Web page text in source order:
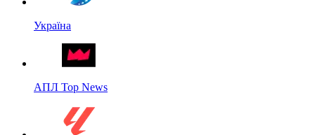
Україна
АПЛ Top News